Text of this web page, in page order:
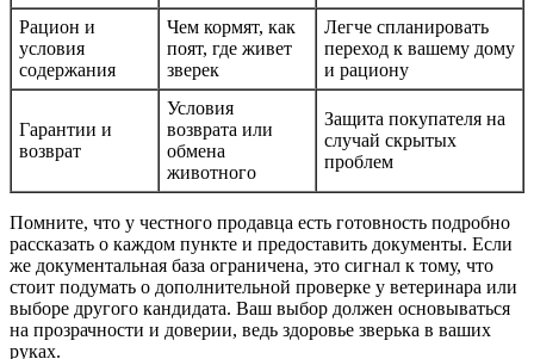
Рацион и
условия
содержания
Чем кормят, как
поят, где живет
зверек
Легче спланировать
переход к вашему дому
и рациону
Гарантии и
возврат
Условия
возврата или
обмена
животного
Защита покупателя на
случай скрытых
проблем
Помните, что у честного продавца есть готовность подробно
рассказать о каждом пункте и предоставить документы. Если
же документальная база ограничена, это сигнал к тому, что
стоит подумать о дополнительной проверке у ветеринара или
выборе другого кандидата. Ваш выбор должен основываться
на прозрачности и доверии, ведь здоровье зверька в ваших
руках.